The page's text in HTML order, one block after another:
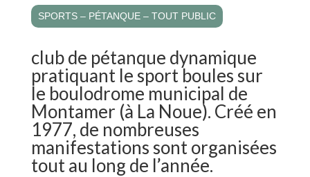
SPORTS – PÉTANQUE – TOUT PUBLIC
club de pétanque dynamique
pratiquant le sport boules sur
le boulodrome municipal de
Montamer (à La Noue). Créé en
1977, de nombreuses
manifestations sont organisées
tout au long de l’année.